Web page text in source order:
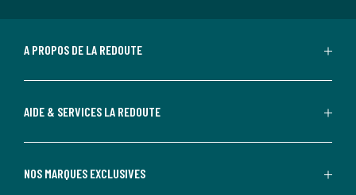
A PROPOS DE LA REDOUTE
AIDE & SERVICES LA REDOUTE
NOS MARQUES EXCLUSIVES